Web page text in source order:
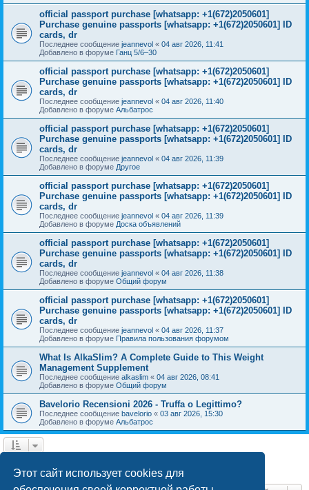
Этот сайт использует cookies для
official passport purchase [whatsapp: +1(672)2050601]
Purchase genuine passports [whatsapp: +1(672)2050601] ID
cards, dr
Последнее сообщение jeannevol « 04 авг 2026, 11:41
Добавлено в форуме Ганц 5/6–30
official passport purchase [whatsapp: +1(672)2050601]
Purchase genuine passports [whatsapp: +1(672)2050601] ID
cards, dr
Последнее сообщение jeannevol « 04 авг 2026, 11:40
Добавлено в форуме Альбатрос
official passport purchase [whatsapp: +1(672)2050601]
Purchase genuine passports [whatsapp: +1(672)2050601] ID
cards, dr
Последнее сообщение jeannevol « 04 авг 2026, 11:39
Добавлено в форуме Другое
official passport purchase [whatsapp: +1(672)2050601]
Purchase genuine passports [whatsapp: +1(672)2050601] ID
cards, dr
Последнее сообщение jeannevol « 04 авг 2026, 11:39
Добавлено в форуме Доска объявлений
official passport purchase [whatsapp: +1(672)2050601]
Purchase genuine passports [whatsapp: +1(672)2050601] ID
cards, dr
Последнее сообщение jeannevol « 04 авг 2026, 11:38
Добавлено в форуме Общий форум
official passport purchase [whatsapp: +1(672)2050601]
Purchase genuine passports [whatsapp: +1(672)2050601] ID
cards, dr
Последнее сообщение jeannevol « 04 авг 2026, 11:37
Добавлено в форуме Правила пользования форумом
What Is AlkaSlim? A Complete Guide to This Weight
Management Supplement
Последнее сообщение alkaslim « 04 авг 2026, 08:41
Добавлено в форуме Общий форум
Bavelorio Recensioni 2026 - Truffa o Legittimo?
Последнее сообщение bavelorio « 03 авг 2026, 15:30
Добавлено в форуме Альбатрос